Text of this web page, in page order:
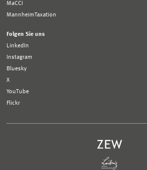
MaCCI
MannheimTaxation
Folgen Sie uns
LinkedIn
Instagram
Bluesky
X
YouTube
Flickr